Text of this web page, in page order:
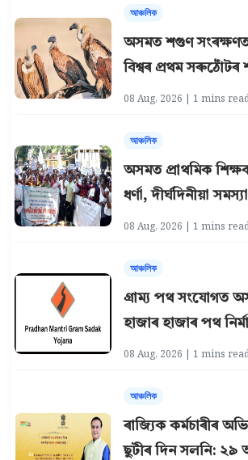
আঞ্চলিক
অসমত শগুণ
বিশ্বৰ প্ৰথম
08 Aug, 2026 | 1 mins
আঞ্চলিক
অসমত প্ৰাথমিক
ধৰ্ণা, দীৰ্ঘদিনীয়া
08 Aug, 2026 | 1 mins
আঞ্চলিক
গ্ৰাম্য পথ সংযোগত
হাজাৰ হাজাৰ পথ
08 Aug, 2026 | 1 mins
আঞ্চলিক
ৰাজ্যিক কৰ্মচাৰীৰ
ছুটীৰ দিন সলনি: